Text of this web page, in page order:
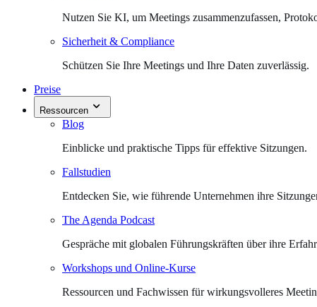
Nutzen Sie KI, um Meetings zusammenzufassen,
Sicherheit & Compliance
Schützen Sie Ihre Meetings und Ihre Daten zuverlässig.
Preise
Ressourcen
Blog
Einblicke und praktische Tipps für effektive Sitzungen.
Fallstudien
Entdecken Sie, wie führende Unternehmen ihre
The Agenda Podcast
Gespräche mit globalen Führungskräften über ihre
Workshops und Online-Kurse
Ressourcen und Fachwissen für wirkungsvolleres